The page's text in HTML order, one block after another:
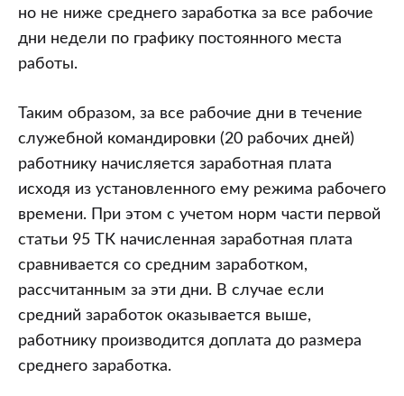
служебной
командировке
в
Республики
Беларусь.
Как
следует
оплачивать
такой
месяц?
но не ниже среднего заработка за все рабочие
дни недели по графику постоянного места
работы.
Таким образом, за все рабочие дни в течение
служебной командировки (20 рабочих дней)
работнику начисляется заработная плата
исходя из установленного ему режима рабочего
времени. При этом с учетом норм части первой
статьи 95 ТК начисленная заработная плата
сравнивается со средним заработком,
рассчитанным за эти дни. В случае если
средний заработок оказывается выше,
работнику производится доплата до размера
среднего заработка.